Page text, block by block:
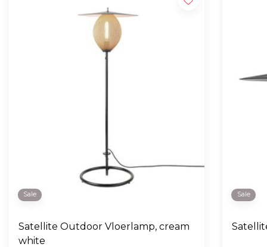
Sale
Satellite Outdoor Vloerlamp, cream
white
Sale